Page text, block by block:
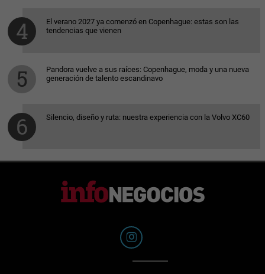
El verano 2027 ya comenzó en Copenhague: estas son las
tendencias que vienen
Pandora vuelve a sus raíces: Copenhague, moda y una nueva
generación de talento escandinavo
Silencio, diseño y ruta: nuestra experiencia con la Volvo XC60